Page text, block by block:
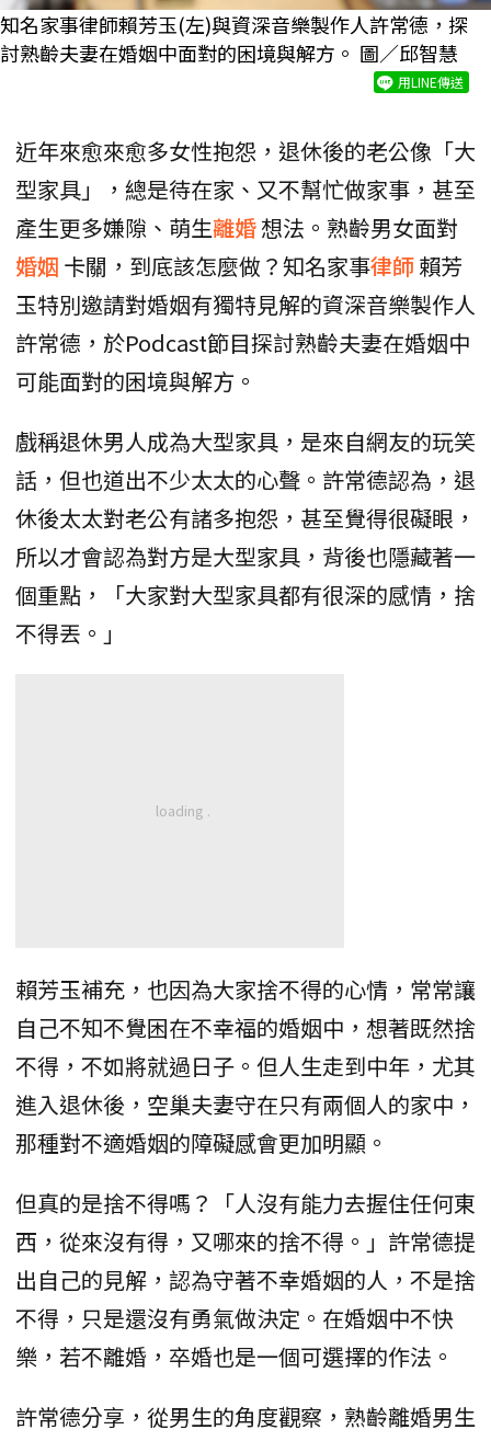
知名家事律師賴芳玉(左)與資深音樂製作人許常德，探
討熟齡夫妻在婚姻中面對的困境與解方。 圖／邱智慧
用LINE傳送
近年來愈來愈多女性抱怨，退休後的老公像「大
型家具」，總是待在家、又不幫忙做家事，甚至
產生更多嫌隙、萌生離婚想法。熟齡男女面對
婚姻 卡關，到底該怎麼做？知名家事律師賴芳
玉特別邀請對婚姻有獨特見解的資深音樂製作人
許常德，於Podcast節目探討熟齡夫妻在婚姻中
可能面對的困境與解方。
戲稱退休男人成為大型家具，是來自網友的玩笑
話，但也道出不少太太的心聲。許常德認為，退
休後太太對老公有諸多抱怨，甚至覺得很礙眼，
所以才會認為對方是大型家具，背後也隱藏著一
個重點，「大家對大型家具都有很深的感情，捨
不得丟。」
賴芳玉補充，也因為大家捨不得的心情，常常讓
自己不知不覺困在不幸福的婚姻中，想著既然捨
不得，不如將就過日子。但人生走到中年，尤其
進入退休後，空巢夫妻守在只有兩個人的家中，
那種對不適婚姻的障礙感會更加明顯。
但真的是捨不得嗎？「人沒有能力去握住任何東
西，從來沒有得，又哪來的捨不得。」許常德提
出自己的見解，認為守著不幸婚姻的人，不是捨
不得，只是還沒有勇氣做決定。在婚姻中不快
樂，若不離婚，卒婚也是一個可選擇的作法。
許常德分享，從男生的角度觀察，熟齡離婚男生